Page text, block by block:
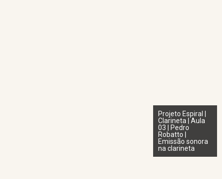
Projeto Espiral |
Clarineta | Aula
03 | Pedro
Robatto |
Emissão sonora
na clarineta